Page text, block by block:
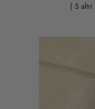
( 5 altri